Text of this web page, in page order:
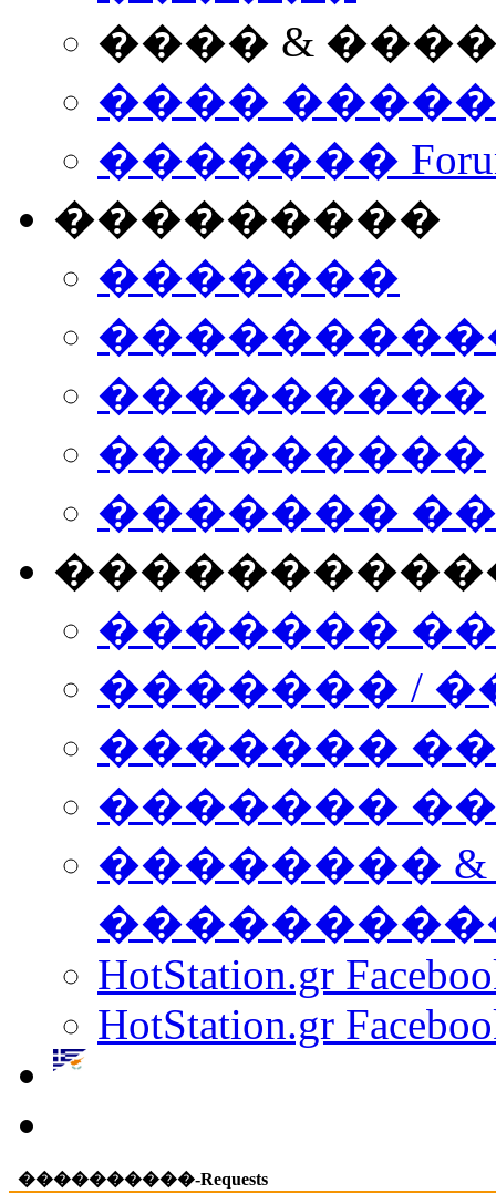
���� &
����
�������
���������
�������
���������
���������
�������
�������
������� /
�������
������� ���
��������
HotStation.gr
HotStation.gr
����������-Requests